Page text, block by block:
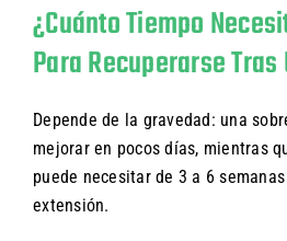
¿Cuánto Tiempo
Para Recuperarse
Depende de la gravedad: una
mejorar en pocos días, mientras
puede necesitar de 3 a 6
extensión.